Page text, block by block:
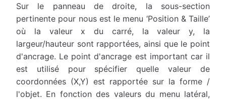
Sur le panneau de droite, la sous-section
pertinente pour nous est le menu ‘Position & Taille’
où la valeur x du carré, la valeur y, la
largeur/hauteur sont rapportées, ainsi que le point
d'ancrage. Le point d'ancrage est important car il
est utilisé pour spécifier quelle valeur de
coordonnées (X,Y) est rapportée sur la forme /
l'objet. En fonction des valeurs du menu latéral,